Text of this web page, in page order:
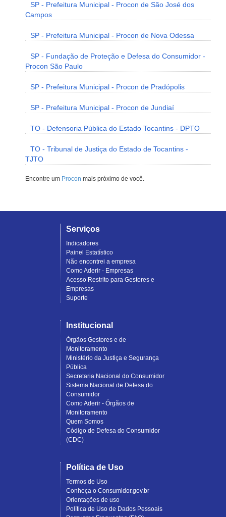
SP - Prefeitura Municipal - Procon de São José dos
Campos
SP - Prefeitura Municipal - Procon de Nova Odessa
SP - Fundação de Proteção e Defesa do Consumidor -
Procon São Paulo
SP - Prefeitura Municipal - Procon de Pradópolis
SP - Prefeitura Municipal - Procon de Jundiaí
TO - Defensoria Pública do Estado Tocantins - DPTO
TO - Tribunal de Justiça do Estado de Tocantins -
TJTO
Encontre um Procon mais próximo de você.
Serviços
Indicadores
Painel Estatístico
Não encontrei a empresa
Como Aderir - Empresas
Acesso Restrito para Gestores e
Empresas
Suporte
Institucional
Órgãos Gestores e de
Monitoramento
Ministério da Justiça e Segurança
Pública
Secretaria Nacional do Consumidor
Sistema Nacional de Defesa do
Consumidor
Como Aderir - Órgãos de
Monitoramento
Quem Somos
Código de Defesa do Consumidor
(CDC)
Política de Uso
Termos de Uso
Conheça o Consumidor.gov.br
Orientações de uso
Política de Uso de Dados Pessoais